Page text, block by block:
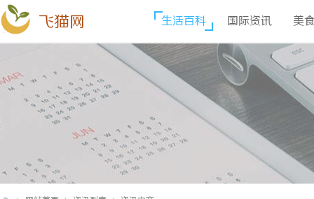
飞猫网 生活百科 国际资讯 美